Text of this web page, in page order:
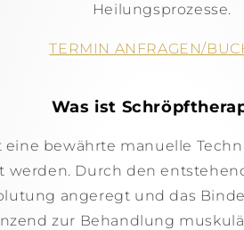
Heilungsprozesse.
TERMIN ANFRAGEN/
Was ist
eine bewährte manuelle
werden. Durch den
angeregt und das
zur Behandlung